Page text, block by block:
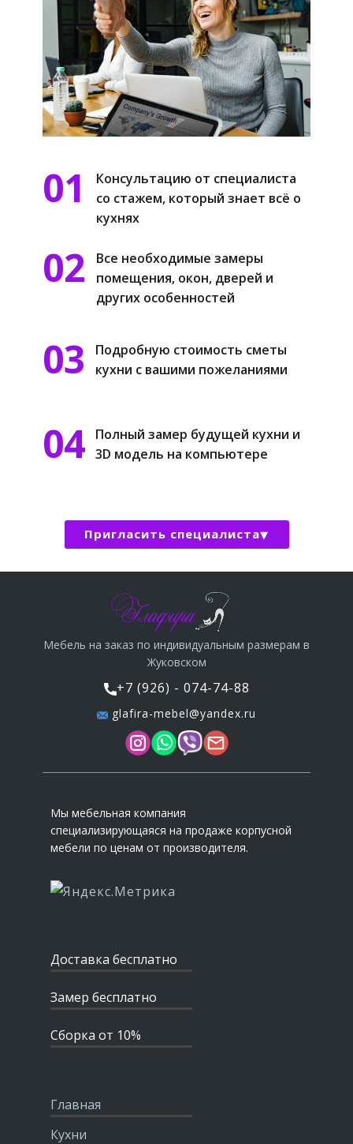
Консультацию от специа​листа
со стажем, который знает всё о
кухнях
01
Все необходимые замеры
помещения, окон, дверей и
других особенностей
02
Подробную стоимость сметы
кухни с вашими пожеланиями
03
Полный замер будущей кухни и
3D модель на компьютере
04
Пригласить специалиста
Мебель на заказ по индивидуальным размерам в
Жуковском
+7 (926) - 074-74-88
glafira-mebel@yandex.ru
Мы мебельная компания
специализирующаяся на продаже корпусной
мебели по ценам от производителя.
Доставка бесплатно
Замер бесплатно
Сборка от 10%
Главная
Кухни